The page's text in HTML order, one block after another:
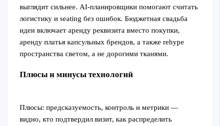
выглядит сильнее. AI-планировщики помогают считать
логистику и seating без ошибок. Бюджетная свадьба
идеи включает аренду реквизита вместо покупки,
аренду платья капсульных брендов, а также rehype
пространства светом, а не дорогими тканями.
Плюсы и минусы технологий
Плюсы: предсказуемость, контроль и метрики —
видно, кто подтвердил визит, как распределить